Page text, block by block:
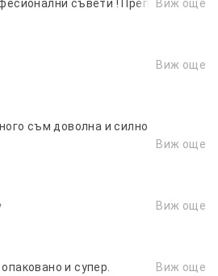
съвети ! Препоръчвам !
Виж още
Виж още
съм доволна и силно
Виж още
Виж още
и супер.
Виж още